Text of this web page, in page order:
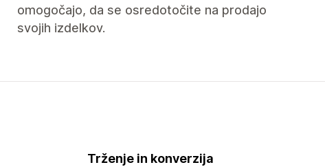
omogočajo, da se osredotočite na prodajo
svojih izdelkov.
Trženje in konverzija